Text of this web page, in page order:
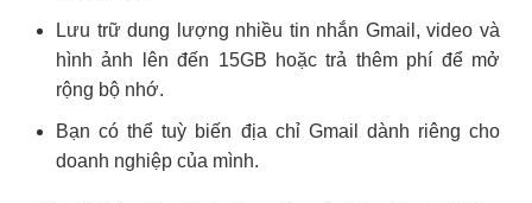
Lưu trữ dung lượng nhiều tin nhắn Gmail, video và
hình ảnh lên đến 15GB hoặc trả thêm phí để mở
rộng bộ nhớ.
Bạn có thể tuỳ biến địa chỉ Gmail dành riêng cho
doanh nghiệp của mình.